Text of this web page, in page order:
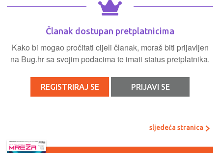
Članak dostupan pretplatnicima
Kako bi mogao pročitati cijeli članak, moraš biti prijavljen
na Bug.hr sa svojim podacima te imati status pretplatnika.
REGISTRIRAJ SE PRIJAVI SE
sljedeća stranica